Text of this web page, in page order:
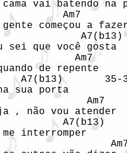
vai batendo na
Am7
começou a
A7(b13)
sei que você gosta
Am7
de repente
A7(b13)       35-
sua porta
Am7
, não vou atender
A7(b13)
interromper